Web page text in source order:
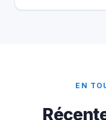
EN